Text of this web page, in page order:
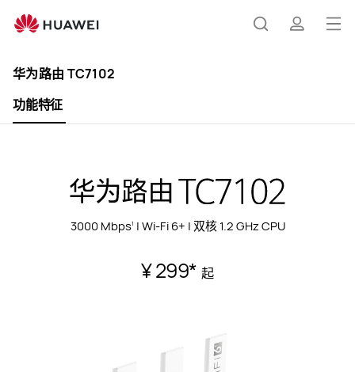
TC7102
打
华为路由 TC7102
功能特征
3000 Mbps1 | Wi-Fi 6+ | 双核 1.2 GHz CPU
¥ 299* 起